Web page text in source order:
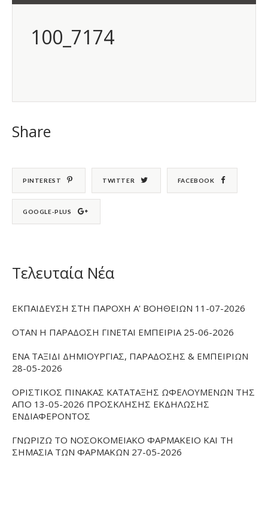
100_7174
Share
PINTEREST TWITTER FACEBOOK
GOOGLE-PLUS
Τελευταία Νέα
ΕΚΠΑΙΔΕΥΣΗ ΣΤΗ ΠΑΡΟΧΗ Α' ΒΟΗΘΕΙΩΝ 11-07-2026
ΟΤΑΝ Η ΠΑΡΑΔΟΣΗ ΓΙΝΕΤΑΙ ΕΜΠΕΙΡΙΑ 25-06-2026
ΕΝΑ ΤΑΞΙΔΙ ΔΗΜΙΟΥΡΓΙΑΣ, ΠΑΡΑΔΟΣΗΣ & ΕΜΠΕΙΡΙΩΝ
28-05-2026
ΟΡΙΣΤΙΚΟΣ ΠΙΝΑΚΑΣ ΚΑΤΑΤΑΞΗΣ ΩΦΕΛΟΥΜΕΝΩΝ ΤΗΣ
ΑΠΟ 13-05-2026 ΠΡΟΣΚΛΗΣΗΣ ΕΚΔΗΛΩΣΗΣ
ΕΝΔΙΑΦΕΡΟΝΤΟΣ
ΓΝΩΡΙΖΩ ΤΟ ΝΟΣΟΚΟΜΕΙΑΚΟ ΦΑΡΜΑΚΕΙΟ ΚΑΙ ΤΗ
ΣΗΜΑΣΙΑ ΤΩΝ ΦΑΡΜΑΚΩΝ 27-05-2026